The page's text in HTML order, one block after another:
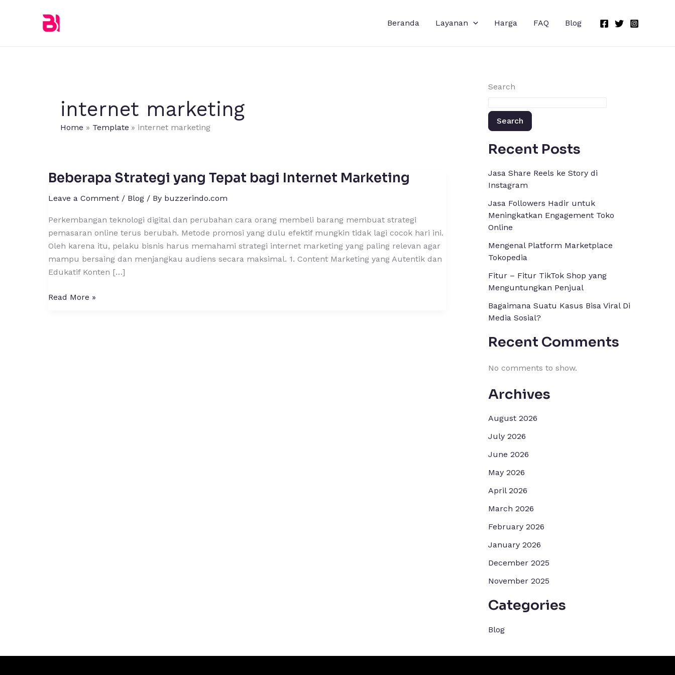
Beranda Layanan Harga FAQ Blog
internet marketing
Home Template internet marketing
Beberapa Strategi yang Tepat bagi Internet Marketing
Leave a Comment / Blog / By buzzerindo.com
Perkembangan teknologi digital dan perubahan cara orang membeli barang membuat strategi
pemasaran online terus berubah. Metode promosi yang dulu efektif mungkin tidak lagi cocok hari ini.
Oleh karena itu, pelaku bisnis harus memahami strategi internet marketing yang paling relevan agar
mampu bersaing dan menjangkau audiens secara maksimal. 1. Content Marketing yang Autentik dan
Edukatif Konten […]
Beberapa
yang
Tepat
Internet
Marketing
Read More »
Search
Search
Recent Posts
Jasa Share Reels ke Story di
Instagram
Jasa Followers Hadir untuk
Meningkatkan Engagement Toko
Online
Mengenal Platform Marketplace
Tokopedia
Fitur – Fitur TikTok Shop yang
Menguntungkan Penjual
Bagaimana Suatu Kasus Bisa Viral Di
Media Sosial?
Recent Comments
No comments to show.
Archives
August 2026
July 2026
June 2026
May 2026
April 2026
March 2026
February 2026
January 2026
December 2025
November 2025
Categories
Blog